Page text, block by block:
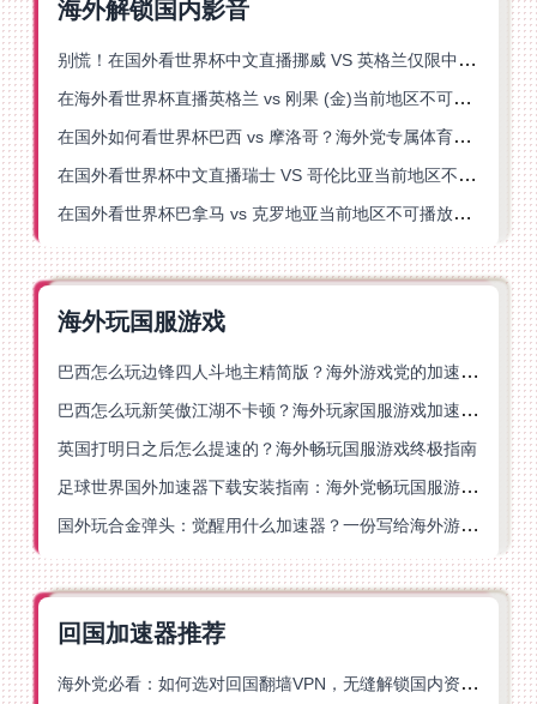
海外解锁国内影音
别慌！在国外看世界杯中文直播挪威 VS 英格兰仅限中国大陆？这篇指南帮你搞定
在海外看世界杯直播英格兰 vs 刚果 (金)当前地区不可播放？这篇指南帮你突破所有限制
在国外如何看世界杯巴西 vs 摩洛哥？海外党专属体育观赛指南来了
在国外看世界杯中文直播瑞士 VS 哥伦比亚当前地区不可播放？这篇指南帮你搞定
在国外看世界杯巴拿马 vs 克罗地亚当前地区不可播放？这篇指南帮你轻松解决海外体育直播难题
海外玩国服游戏
巴西怎么玩边锋四人斗地主精简版？海外游戏党的加速器终极选择
巴西怎么玩新笑傲江湖不卡顿？海外玩家国服游戏加速终极指南（附猫和老鼠一梦江湖实测）
英国打明日之后怎么提速的？海外畅玩国服游戏终极指南
足球世界国外加速器下载安装指南：海外党畅玩国服游戏的终极解决方案
国外玩合金弹头：觉醒用什么加速器？一份写给海外游子的畅玩指南
回国加速器推荐
海外党必看：如何选对回国翻墙VPN，无缝解锁国内资源？